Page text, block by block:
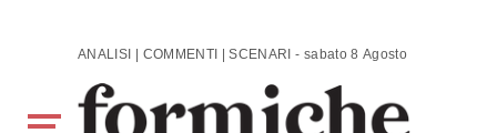
Skip to main content ANALISI | COMMENTI | SCENARI - sabato 8 Agosto 2026